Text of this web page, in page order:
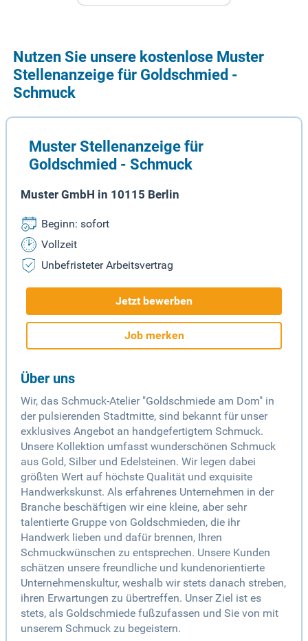
Nutzen Sie unsere kostenlose Muster
Stellenanzeige für Goldschmied -
Schmuck
Muster Stellenanzeige für
Goldschmied - Schmuck
Muster GmbH in 10115 Berlin
Beginn: sofort
Vollzeit
Unbefristeter Arbeitsvertrag
Jetzt bewerben
Job merken
Über uns
Wir, das Schmuck-Atelier "Goldschmiede am Dom" in
der pulsierenden Stadtmitte, sind bekannt für unser
exklusives Angebot an handgefertigtem Schmuck.
Unsere Kollektion umfasst wunderschönen Schmuck
aus Gold, Silber und Edelsteinen. Wir legen dabei
größten Wert auf höchste Qualität und exquisite
Handwerkskunst. Als erfahrenes Unternehmen in der
Branche beschäftigen wir eine kleine, aber sehr
talentierte Gruppe von Goldschmieden, die ihr
Handwerk lieben und dafür brennen, Ihren
Schmuckwünschen zu entsprechen. Unsere Kunden
schätzen unsere freundliche und kundenorientierte
Unternehmenskultur, weshalb wir stets danach streben,
ihren Erwartungen zu übertreffen. Unser Ziel ist es
stets, als Goldschmiede fußzufassen und Sie von mit
unserem Schmuck zu begeistern.